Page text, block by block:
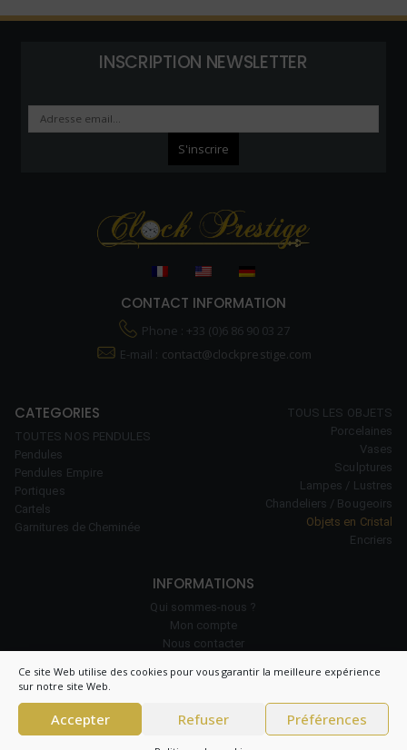
Ce site Web utilise des cookies pour vous garantir la meilleure expérience
sur notre site Web.
Accepter Refuser Préférences
INSCRIPTION NEWSLETTER
CONTACT INFORMATION
Phone : +33 (0)6 86 90 03 27
E-mail : contact@clockprestige.com
CATEGORIES
TOUTES NOS PENDULES
Pendules
Pendules Empire
Portiques
Cartels
Garnitures de Cheminée
TOUS LES OBJETS
Porcelaines
Vases
Sculptures
Lampes / Lustres
Chandeliers / Bougeoirs
Objets en Cristal
Encriers
INFORMATIONS
Qui sommes-nous ?
Mon compte
Nous contacter
Politique de cookies (UE)